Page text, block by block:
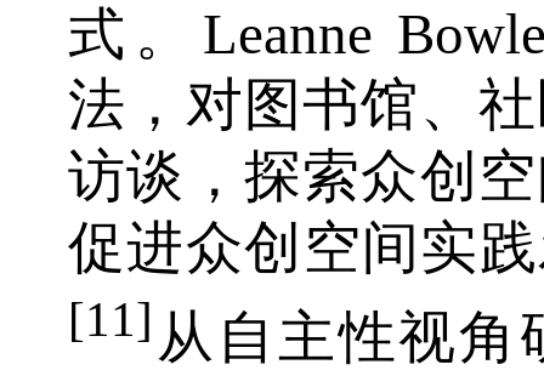
式。Leanne
法，对图书馆、
访谈，探索众创
促进众创空间实践
[11] 从自主性视角